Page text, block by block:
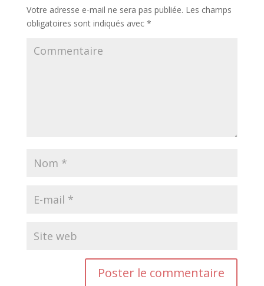
Votre adresse e-mail ne sera pas publiée. Les champs
obligatoires sont indiqués avec *